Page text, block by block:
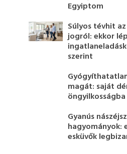
Egyiptom
Súlyos tévhit
jogról: ekkor
szerint
magát: saját
Gyanús
hagyományok:
esküvők